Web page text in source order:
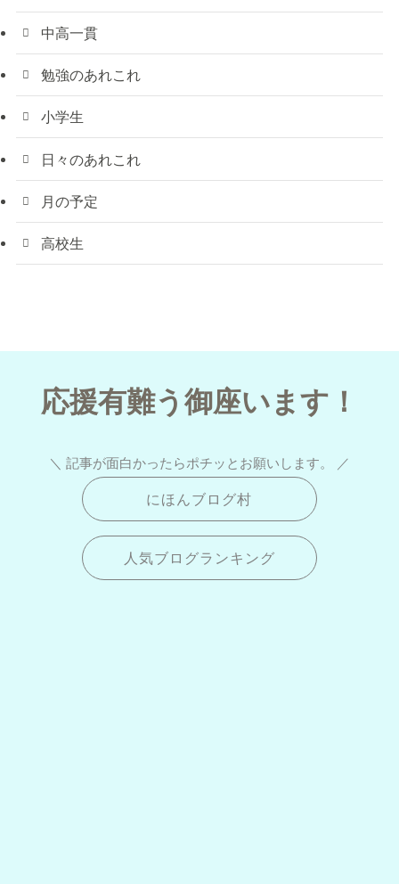
中高一貫
勉強のあれこれ
小学生
日々のあれこれ
月の予定
高校生
応援有難う御座います！
＼ 記事が面白かったらポチッとお願いします。 ／
にほんブログ村
人気ブログランキング